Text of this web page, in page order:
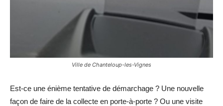
Ville de Chanteloup-les-Vignes
Est-ce une énième tentative de démarchage ? Une nouvelle
façon de faire de la collecte en porte-à-porte ? Ou une visite